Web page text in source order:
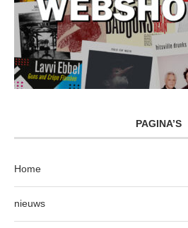
PAGINA’S
Home
nieuws